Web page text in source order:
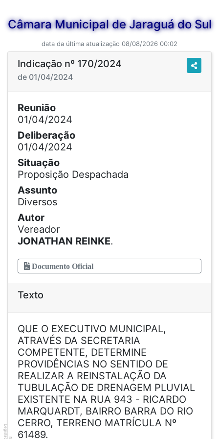
Câmara Municipal de Jaraguá do Sul
data da última atualização 08/08/2026 00:02
Indicação nº 170/2024
de 01/04/2024
Reunião
01/04/2024
Deliberação
01/04/2024
Situação
Proposição Despachada
Assunto
Diversos
Autor
Vereador
JONATHAN REINKE.
Documento Oficial
Texto
QUE O EXECUTIVO MUNICIPAL,
ATRAVÉS DA SECRETARIA
COMPETENTE, DETERMINE
PROVIDÊNCIAS NO SENTIDO DE
REALIZAR A REINSTALAÇÃO DA
TUBULAÇÃO DE DRENAGEM PLUVIAL
EXISTENTE NA RUA 943 - RICARDO
MARQUARDT, BAIRRO BARRA DO RIO
CERRO, TERRENO MATRÍCULA Nº
61489.
Legislador